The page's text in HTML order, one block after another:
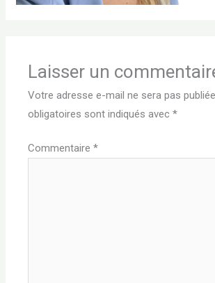
Laisser un
Votre adresse e-mail ne sera pas publiée.
obligatoires sont indiqués avec*
Commentaire*